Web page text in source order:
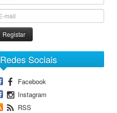
Registar
Redes Sociais
Facebook
Instagram
RSS